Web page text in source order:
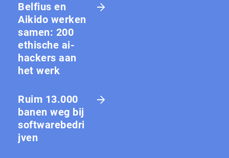
Belfius en
Aikido werken
samen: 200
ethische ai-
hackers aan
het werk
Ruim 13.000
banen weg bij
softwarebedri
jven